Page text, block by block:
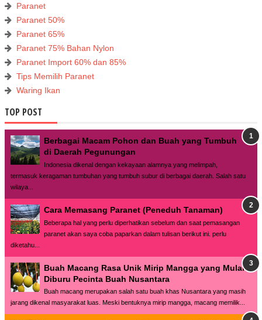
Paranet
Paranet 50%
Paranet 65%
Paranet 75% Bahan Nylon
Paranet Import 60% dan 85%
Tips Memilih Paranet
Waring Ikan
TOP POST
Berbagai Macam Pohon dan Buah yang Tumbuh
di Daerah Pegunungan
Indonesia dikenal dengan kekayaan alamnya yang melimpah,
termasuk keragaman tumbuhan yang tumbuh subur di berbagai daerah. Salah satu
wilaya...
Cara Memasang Paranet (Peneduh Tanaman)
Beberapa hal yang perlu diperhatikan sebelum dan saat pemasangan
paranet akan saya coba paparkan dalam tulisan berikut ini. perlu
diketahu...
Buah Macang Rasa Unik Mirip Mangga yang Mulai
Diburu Pecinta Buah Nusantara
Buah macang merupakan salah satu buah khas Nusantara yang masih
jarang dikenal masyarakat luas. Meski bentuknya mirip mangga, macang memilik...